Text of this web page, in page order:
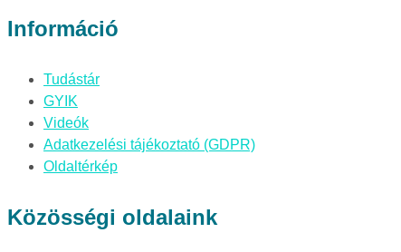
Információ
Tudástár
GYIK
Videók
Adatkezelési tájékoztató (GDPR)
Oldaltérkép
Közösségi oldalaink